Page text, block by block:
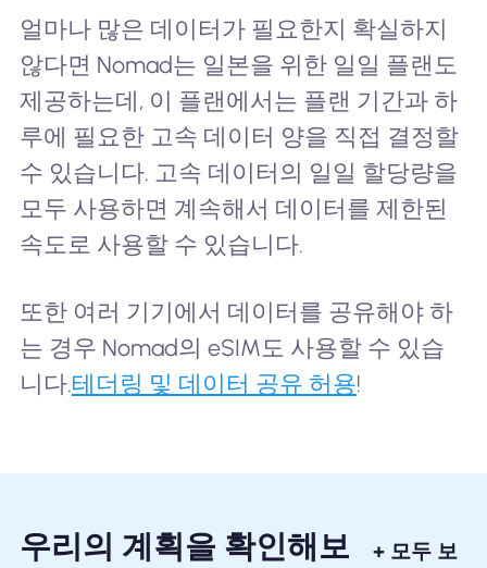
얼마나 많은 데이터가 필요한지 확실하지
않다면 Nomad는 일본을 위한 일일 플랜도
제공하는데, 이 플랜에서는 플랜 기간과 하
루에 필요한 고속 데이터 양을 직접 결정할
수 있습니다. 고속 데이터의 일일 할당량을
모두 사용하면 계속해서 데이터를 제한된
속도로 사용할 수 있습니다.
또한 여러 기기에서 데이터를 공유해야 하
는 경우 Nomad의 eSIM도 사용할 수 있습
니다.테더링 및 데이터 공유 허용!
우리의 계획을 확인해보
+ 모두 보